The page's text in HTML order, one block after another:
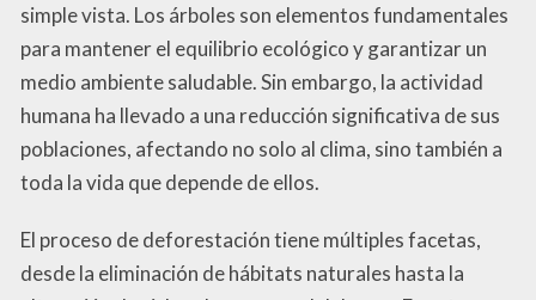
simple vista. Los árboles son elementos fundamentales
para mantener el equilibrio ecológico y garantizar un
medio ambiente saludable. Sin embargo, la actividad
humana ha llevado a una reducción significativa de sus
poblaciones, afectando no solo al clima, sino también a
toda la vida que depende de ellos.
El proceso de deforestación tiene múltiples facetas,
desde la eliminación de hábitats naturales hasta la